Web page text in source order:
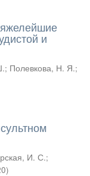
и
; Полевкова, Н. Я.;
И. С.;
)